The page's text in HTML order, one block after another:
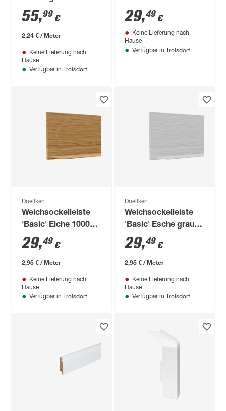
50 x 15 mm
55,99 €
2,24 € / Meter
Keine Lieferung nach
Hause
Verfügbar in Troisdorf
50 x 15 mm
29,49 €
Keine Lieferung nach
Hause
Verfügbar in Troisdorf
Doellken
Weichsockelleiste
'Basic' Eiche 10000 x
50 x 15 mm
29,49 €
2,95 € / Meter
Keine Lieferung nach
Hause
Verfügbar in Troisdorf
Doellken
Weichsockelleiste
'Basic' Esche grau
10000 x 50 x 15 mm
29,49 €
2,95 € / Meter
Keine Lieferung nach
Hause
Verfügbar in Troisdorf